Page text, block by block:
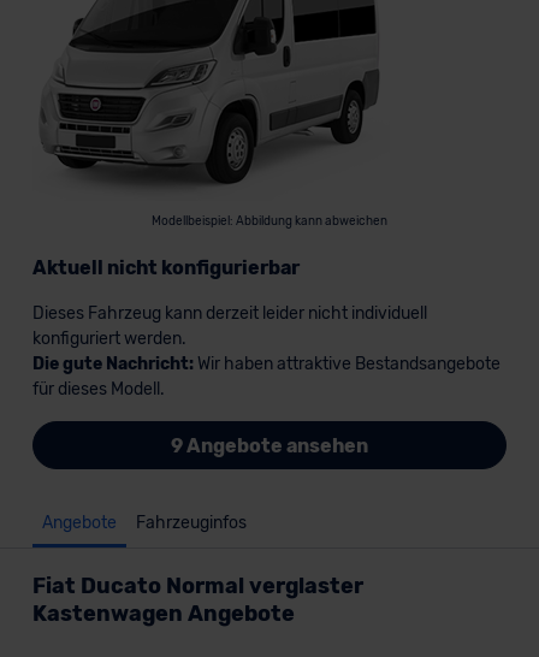
Modellbeispiel: Abbildung kann abweichen
Aktuell nicht konfigurierbar
Dieses Fahrzeug kann derzeit leider nicht individuell
konfiguriert werden.
Die gute Nachricht: Wir haben attraktive Bestandsangebote
für dieses Modell.
9 Angebote ansehen
Angebote Fahrzeuginfos
Fiat Ducato Normal verglaster
Kastenwagen Angebote